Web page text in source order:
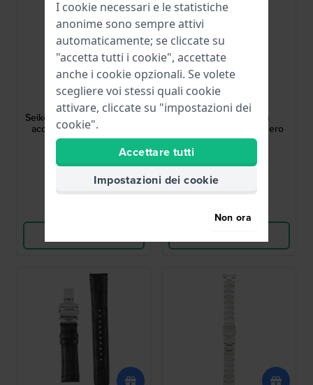
Seiko
M10E217M0
Seiko 5 20 mm Cinturino in
acciaio inox verniciato in
nero
● Disponibile
Seiko
R027011J0
R027011J0 22 mm
Cinturino in silicone nero
● Disponibile
Confronta
I cookie necessari e le statistiche
anonime sono sempre attivi
automaticamente; se cliccate su
"accetta tutti i cookie", accettate
anche i cookie opzionali. Se volete
scegliere voi stessi quali cookie
attivare, cliccate su "impostazioni dei
cookie".
Accettare tutti
Impostazioni dei cookie
Non ora